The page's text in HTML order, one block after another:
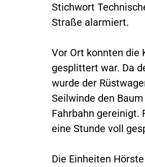
Stichwort
Straße alarmiert.
Vor Ort konnten die
gesplittert war. Da
wurde der
Seilwinde den
Fahrbahn gereinigt.
eine Stunde voll
Die Einheiten